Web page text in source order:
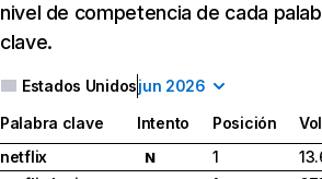
nivel de competencia de cada
clave.
Estados Unidosjun 2026
Palabra clave Intento Posición
netflix
N 1